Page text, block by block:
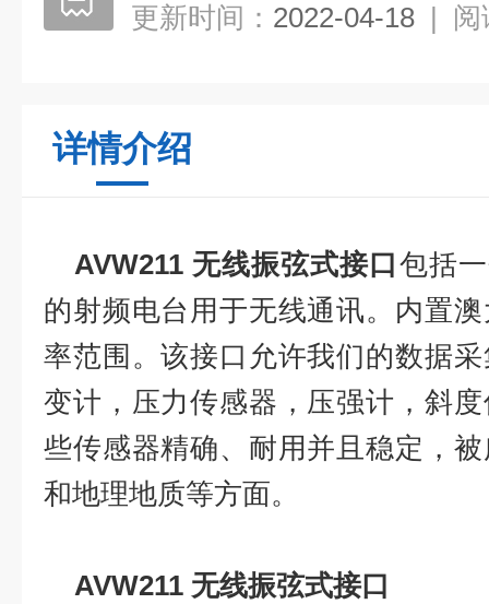
更新时间： 2022-04-18 | 阅
详情介绍
AVW211 无线振弦式接口包括
的射频电台用于无线通讯。内置
率范围。该接口允许我们的数据
变计，压力传感器，压强计，斜
些传感器精确、耐用并且稳定，
和地理地质等方面。
AVW211 无线振弦式接口